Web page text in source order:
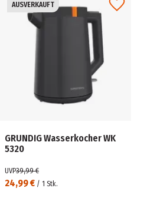
AUSVERKAUFT
GRUNDIG Wasserkocher WK
5320
24,99 € / 1 Stk.
UVP39,99 €